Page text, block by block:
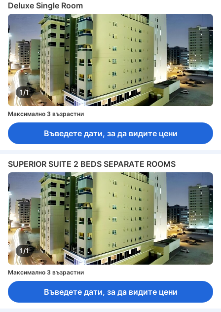
Deluxe Single Room
1/1
Максимално 3 възрастни
Въведете дати, за да видите цени
SUPERIOR SUITE 2 BEDS SEPARATE ROOMS
1/1
Максимално 3 възрастни
Въведете дати, за да видите цени